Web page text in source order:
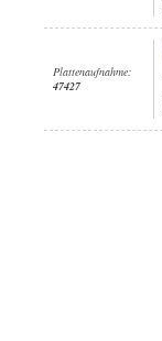
Plattenaufnahme:
47427